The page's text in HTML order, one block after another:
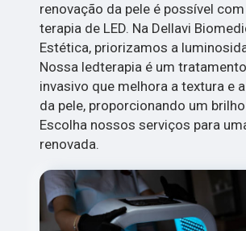
renovação da pele é possível
terapia de LED. Na Dellavi
Estética, priorizamos a
Nossa ledterapia é um
invasivo que melhora a textura e
da pele, proporcionando um
Escolha nossos serviços para
renovada.